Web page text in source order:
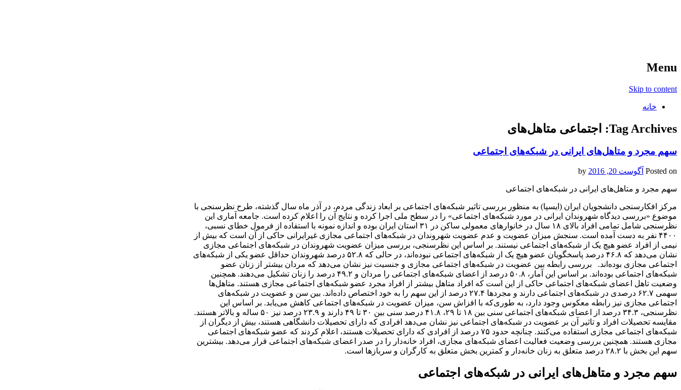
Menu
Skip to content
خانه
Tag Archives: اجتماعی متاهل‌های
سهم مجرد و متاهل‌های ایرانی‌ در شبکه‌های اجتماعی
Posted on آگوست 20, 2016
سهم مجرد و متاهل‌های ایرانی‌ در شبکه‌های اجتماعی
مرکز افکارسنجی دانشجویان ایران (ایسپا) به منظور بررسی تاثیر شبکه‌های اجتماعی بر ابعاد زندگی مردم، در آذر ماه سال گذشته، طرح نظرسنجی با
موضوع «بررسی دیدگاه شهروندان ایرانی در مورد شبکه‌های اجتماعی» را در سطح ملی اجرا کرده و نتایج آن را اعلام کرده است. جامعه آماری این
نظرسنجی شامل تمامی افراد بالای ۱۸ سال در خانوارهای معمولی ساکن در ۳۱ استان ایران بوده و اندازه نمونه با استفاده از فرمول خطای نسبی،
۴۴۰۰ نفر به دست آمده است. سنجش میزان عضویت و عدم عضویت شهروندان در شبکه‌های اجتماعی مجازی غیرایرانی حاکی از آن است که بیش از
نیمی از افراد عضو هیچ یک از شبکه‌های اجتماعی نیستند. بر اساس این نظرسنجی، بررسی میزان عضویت شهروندان در شبکه‌های اجتماعی مجازی
نشان می‌دهد که ۴۶.۸ درصد پاسخگویان عضو هیچ یک از شبکه‌های اجتماعی نبوده‌اند، در حالی که ۵۲.۸ درصد شهروندان حداقل عضو یکی از شبکه‌های
اجتماعی مجازی بوده‌اند. بررسی رابطه بین عضویت در شبکه‌های اجتماعی مجازی و جنسیت نیز نشان می‌دهد که مردان بیشتر از زنان عضو
شبکه‌های اجتماعی بوده‌اند. بر اساس این آمار، ۵۰.۸ درصد از اعضای شبکه‌های اجتماعی را مردان و ۴۹.۲ درصد را زنان تشکیل می‌دهند. همچنین
وضعیت تاهل اعضای شبکه‌های اجتماعی‌ حاکی از این است که افراد متاهل بیشتر از افراد مجرد عضو شبکه‌های اجتماعی مجازی هستند. متاهل‌ها
سهمی ۶۲.۷ درصدی در شبکه‌های اجتماعی دارند و مجردها ۲۷.۴ درصد از این سهم را به خود اختصاص داده‌اند. بین سن و عضویت در شبکه‌های
اجتماعی مجازی نیز رابطه معکوس وجود دارد، به طوری‌که با افزاش سن، میزان عضویت در شبکه‌های اجتماعی کاهش می‌یابد. بر اساس این
نظرسنجی، ۳۴.۳ درصد از اعضای شبکه‌های اجتماعی سنی بین ۱۸ تا ۲۹، ۴۱.۸ درصد سنی بین ۳۰ تا ۴۹ دارند و ۲۳.۹ درصد نیز ۵۰ ساله و بالاتر هستند.
مقایسه تحصیلات افراد و تاثیر آن بر عضویت در شبکه‌های اجتماعی نیز نشان می‌دهد افرادی که دارای تحصیلات دانشگاهی هستند، بیش از دیگران از
شبکه‌های اجتماعی مجازی استفاده می‌کنند. چنانچه حدود ۷۵ درصد از افرادی که دارای تحصیلات هستند، اعلام کردند که عضو شبکه‌های اجتماعی
مجازی هستند. همچنین بررسی وضعیت فعالیت اعضای شبکه‌های مجازی، افراد خانه‌دار را در صدر اعضای شبکه‌های اجتماعی قرار می‌دهد. بیشترین
سهم این بخش با ۲۸.۲ درصد متعلق به زنان خانه‌دار و کمترین بخش متعلق به کارگران و سربازها است.
سهم مجرد و متاهل‌های ایرانی‌ در شبکه‌های اجتماعی